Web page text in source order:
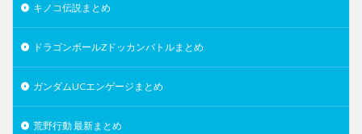
キノコ伝説まとめ
ドラゴンボールZドッカンバトルまとめ
ガンダムUCエンゲージまとめ
荒野行動 最新まとめ